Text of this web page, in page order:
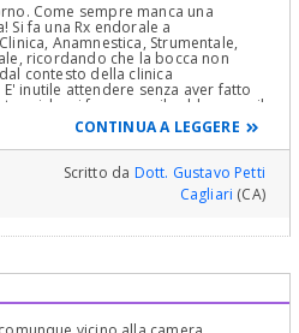
Come sempre manca una
Si fa una Rx endorale a
Anamnestica, Strumentale,
ricordando che la bocca non
contesto della clinica
inutile attendere senza aver fatto
termiche si fanno con il caldo e con il
su un batuffolino di cotone
la temperatura
e le garantisco che se c'è patologia
risponde con un dolore immediato:
processo è reversibile perchè si
come spiegato più sotto e si
clinica e dell'operatore, sotto
risponde al freddo ma risponde
calda, allora significa che il
qualche zona di polpa vicino
CONTINUA A LEGGERE
Scritto da Dott. Gustavo Petti
Cagliari (CA)